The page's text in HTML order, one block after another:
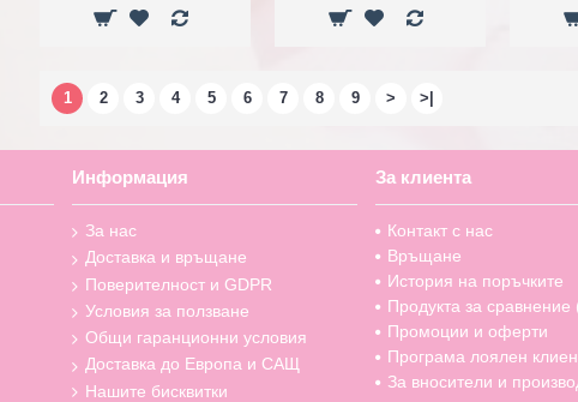
1 2 3 4 5 6 7 8 9 > >|
Информация
За нас
Доставка и връщане
Поверителност и GDPR
Условия за ползване
Общи гаранционни условия
Доставка до Европа и САЩ
Нашите бисквитки
За клиента
Контакт с нас
Връщане
История на поръчките
Продукта за сравнение
Промоции и оферти
Програма лоялен
За вносители и